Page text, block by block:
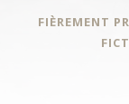
FIÈREMENT